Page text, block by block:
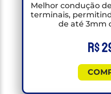
Melhor condução
terminais,
de até 3mm
R$